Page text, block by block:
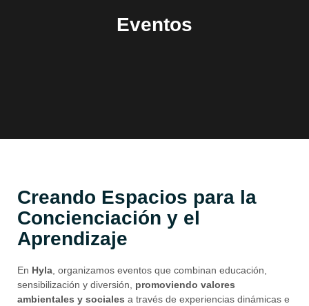
Eventos
Creando Espacios para la
Concienciación y el
Aprendizaje
En Hyla, organizamos eventos que combinan educación,
sensibilización y diversión, promoviendo valores
ambientales y sociales a través de experiencias dinámicas e